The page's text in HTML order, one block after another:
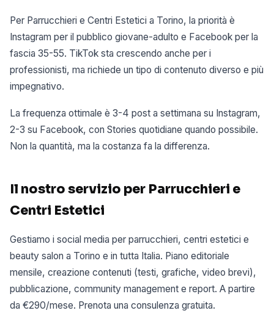
Per Parrucchieri e Centri Estetici a Torino, la priorità è
Instagram per il pubblico giovane-adulto e Facebook per la
fascia 35-55. TikTok sta crescendo anche per i
professionisti, ma richiede un tipo di contenuto diverso e più
impegnativo.
La frequenza ottimale è 3-4 post a settimana su Instagram,
2-3 su Facebook, con Stories quotidiane quando possibile.
Non la quantità, ma la costanza fa la differenza.
Il nostro servizio per Parrucchieri e
Centri Estetici
Gestiamo i social media per parrucchieri, centri estetici e
beauty salon a Torino e in tutta Italia. Piano editoriale
mensile, creazione contenuti (testi, grafiche, video brevi),
pubblicazione, community management e report. A partire
da €290/mese. Prenota una consulenza gratuita.